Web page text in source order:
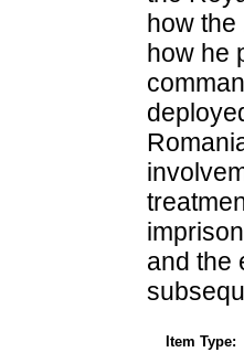
how
how he
and the
Item Type: